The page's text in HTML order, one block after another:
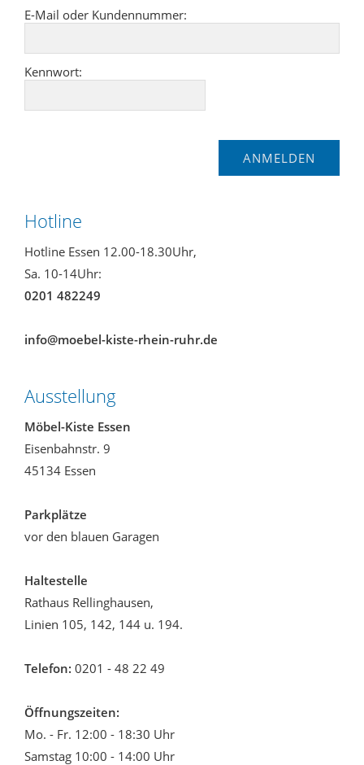
E-Mail oder Kundennummer:
Kennwort:
Hotline
Hotline Essen 12.00-18.30Uhr,
Sa. 10-14Uhr:
0201 482249
info@moebel-kiste-rhein-ruhr.de
Ausstellung
Möbel-Kiste Essen
Eisenbahnstr. 9
45134 Essen
Parkplätze
vor den blauen Garagen
Haltestelle
Rathaus Rellinghausen,
Linien 105, 142, 144 u. 194.
Telefon: 0201 - 48 22 49
Öffnungszeiten:
Mo. - Fr. 12:00 - 18:30 Uhr
Samstag 10:00 - 14:00 Uhr